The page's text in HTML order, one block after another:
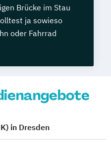
Brücke im Stau
ja sowieso
oder Fahrrad
in Dresden